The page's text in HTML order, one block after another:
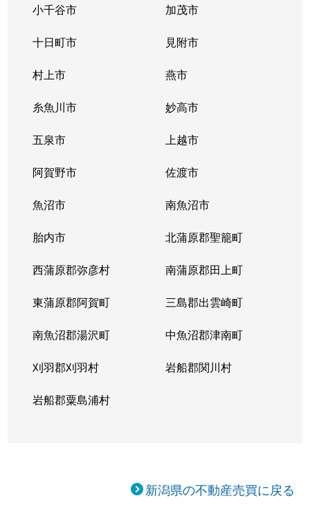
小千谷市 加茂市
十日町市 見附市
村上市 燕市
糸魚川市 妙高市
五泉市 上越市
阿賀野市 佐渡市
魚沼市 南魚沼市
胎内市 北蒲原郡聖籠町
西蒲原郡弥彦村 南蒲原郡田上町
東蒲原郡阿賀町 三島郡出雲崎町
南魚沼郡湯沢町 中魚沼郡津南町
刈羽郡刈羽村 岩船郡関川村
岩船郡粟島浦村
新潟県の不動産売買に戻る